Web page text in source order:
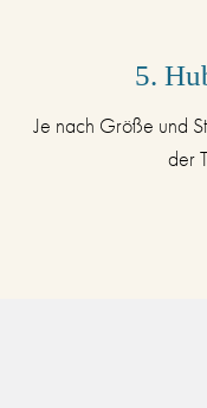
5.
Je nach Größe und
der